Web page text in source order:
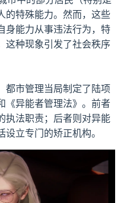
的特殊能力。然而，这些
身能力从事违法行为，特
这种现象引发了社会秩序
都市管理当局制定了陆项
《异能者管理法》。前者
执法职责；后者则对异能
立专门的矫正机构。